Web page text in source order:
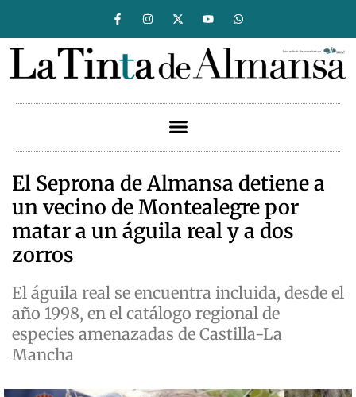
El Seprona de Almansa detiene a
un vecino de Montealegre por
matar a un águila real y a dos
zorros
El águila real se encuentra incluida, desde el
año 1998, en el catálogo regional de
especies amenazadas de Castilla-La
Mancha